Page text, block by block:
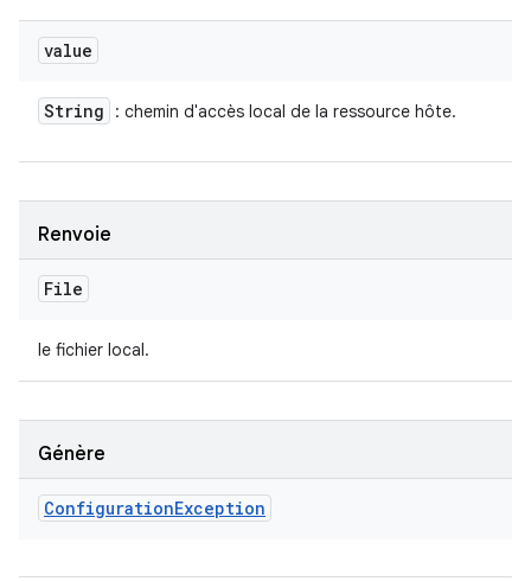
value
String : chemin d'accès local de la ressource hôte.
Renvoie
File
le fichier local.
Génère
ConfigurationException